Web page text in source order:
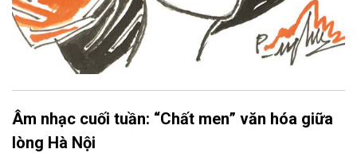
Âm nhạc cuối tuần: “Chất men” văn hóa giữa
lòng Hà Nội